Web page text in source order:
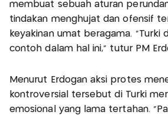
membuat sebuah aturan
tindakan menghujat dan ofensif
keyakinan umat beragama. "Turki
contoh dalam hal ini," tutur PM
Menurut Erdogan aksi protes
kontroversial tersebut di Turki
emosional yang lama tertahan.